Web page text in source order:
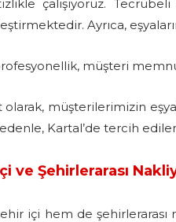
çalışıyoruz.
Ayrıca,
müşteri
müşterilerimizin
Kartal’de tercih
ve Şehirlerarası
içi hem de şehirlerarası